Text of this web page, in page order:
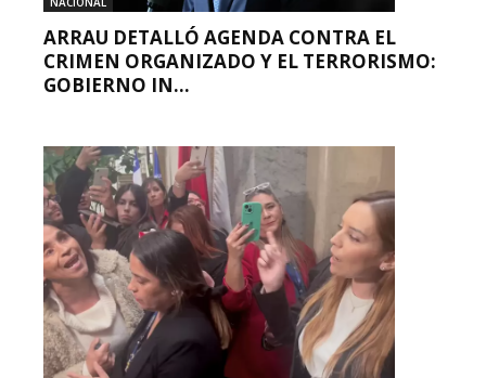
ARRAU DETALLÓ AGENDA CONTRA EL
CRIMEN ORGANIZADO Y EL TERRORISMO:
GOBIERNO IN...